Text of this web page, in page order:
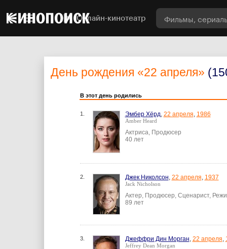
Онлайн-кинотеатр
День рождения «22 апреля»
В этот день родились
1. Эмбер Хёрд, 22 апреля, 1986
Amber Heard
Актриса, Продюсер
40 лет
2. Джек Николсон, 22 апреля, 1937
Jack Nicholson
Актер, Продюсер, Сценарист,
89 лет
3. Джеффри Дин Морган, 22 апреля,
Jeffrey Dean Morgan